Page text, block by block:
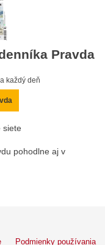
Pravda
každý deň
siete
pohodlne aj v
Podmienky používania